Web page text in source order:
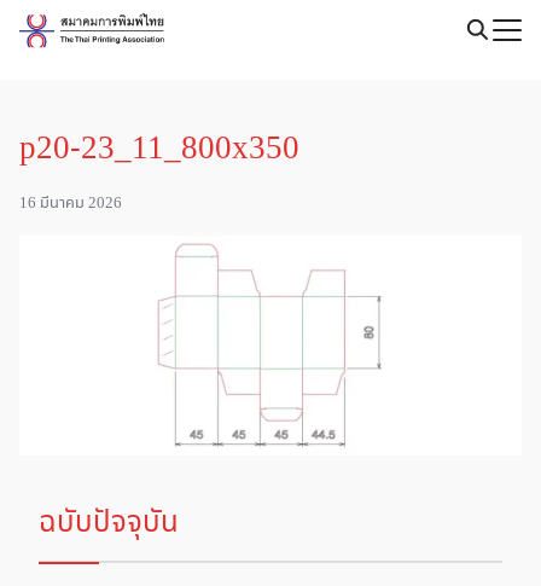
Skip
p20-23_11_800x350
16 มีนาคม 2026
ฉบับปัจจุบัน